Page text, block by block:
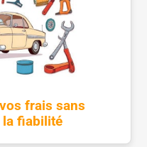
frais sans
la fiabilité